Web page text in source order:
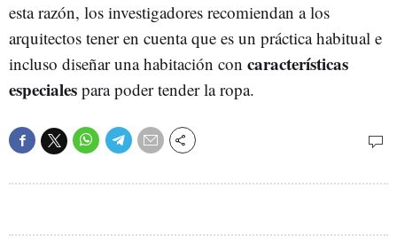
esta razón, los investigadores recomiendan a los
arquitectos tener en cuenta que es un práctica habitual e
incluso diseñar una habitación con características
especiales para poder tender la ropa.